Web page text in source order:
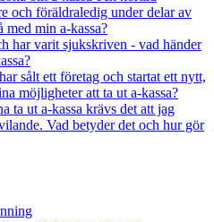
och föräldraledig under delar av
med min a-kassa?
har varit sjukskriven - vad händer
sålt ett företag och startat ett nytt,
möjligheter att ta ut a-kassa?
ta ut a-kassa krävs det att jag
Vad betyder det och hur gör